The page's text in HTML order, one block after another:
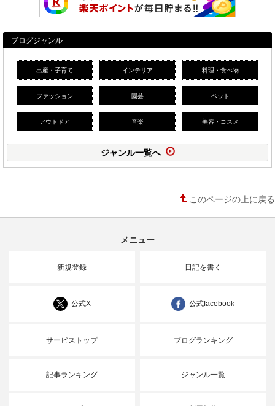
ブログジャンル
出産・子育て インテリア 料理・食べ物
ファッション 園芸 ペット
アウトドア 音楽 美容・コスメ
ジャンル一覧へ
このページの上に戻る
メニュー
新規登録 日記を書く
公式X 公式facebook
サービストップ ブログランキング
記事ランキング ジャンル一覧